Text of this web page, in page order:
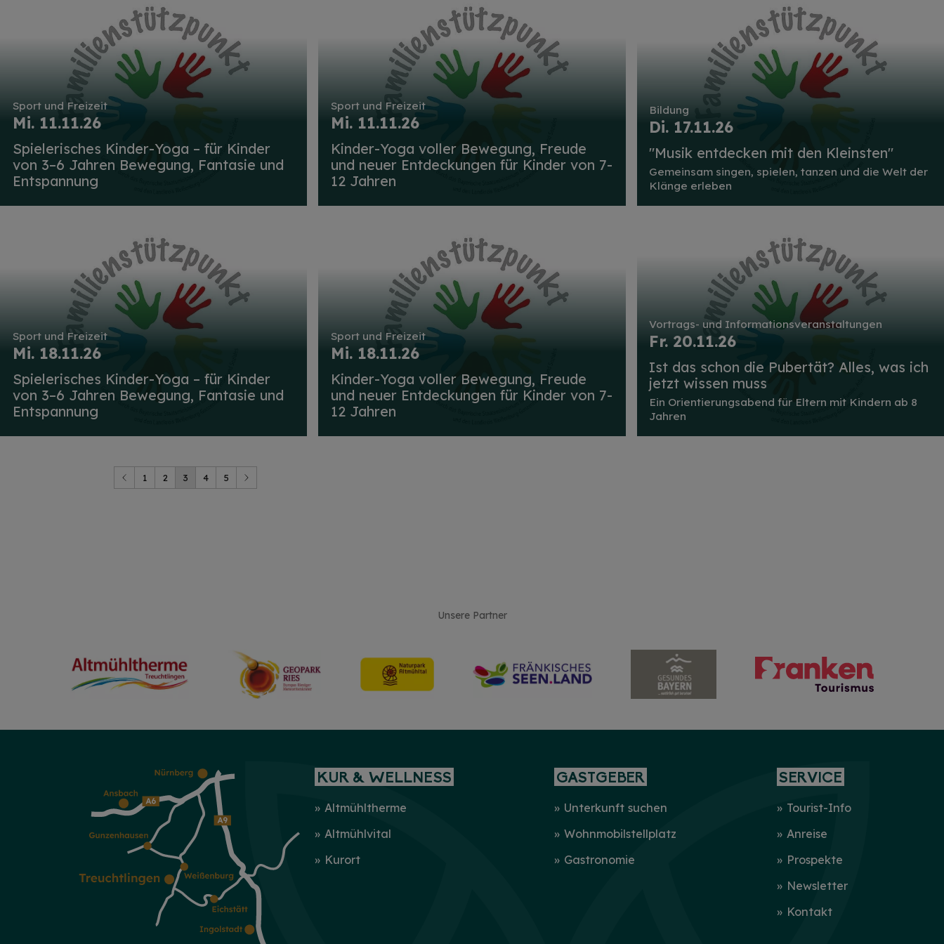
Sport und Freizeit
Mi. 11.11.26
Spielerisches Kinder-Yoga – für Kinder
von 3–6 Jahren Bewegung, Fantasie und
Entspannung
Sport und Freizeit
Mi. 11.11.26
Kinder-Yoga voller Bewegung, Freude
und neuer Entdeckungen für Kinder von 7-
12 Jahren
Bildung
Di. 17.11.26
"Musik entdecken mit den Kleinsten"
Gemeinsam singen, spielen, tanzen und die Welt der
Klänge erleben
Sport und Freizeit
Mi. 18.11.26
Spielerisches Kinder-Yoga – für Kinder
von 3–6 Jahren Bewegung, Fantasie und
Entspannung
Sport und Freizeit
Mi. 18.11.26
Kinder-Yoga voller Bewegung, Freude
und neuer Entdeckungen für Kinder von 7-
12 Jahren
Vortrags- und Informationsveranstaltungen
Fr. 20.11.26
Ist das schon die Pubertät? Alles, was ich
jetzt wissen muss
Ein Orientierungsabend für Eltern mit Kindern ab 8
Jahren
1 2 3 4 5
Unsere Partner
KUR & WELLNESS
Altmühltherme
Altmühlvital
Kurort
GASTGEBER
Unterkunft suchen
Wohnmobilstellplatz
Gastronomie
SERVICE
Tourist-Info
Anreise
Prospekte
Newsletter
Kontakt
HINWEIS
Christkind & Engel gesucht!
Schlossweihnacht zu sein, den Gästen ein